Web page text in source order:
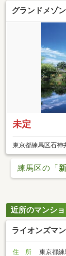
グランドメゾ
未定
東京都練馬区石神
練馬区の「
近所のマンシ
ライオンズマ
住 所
東京都